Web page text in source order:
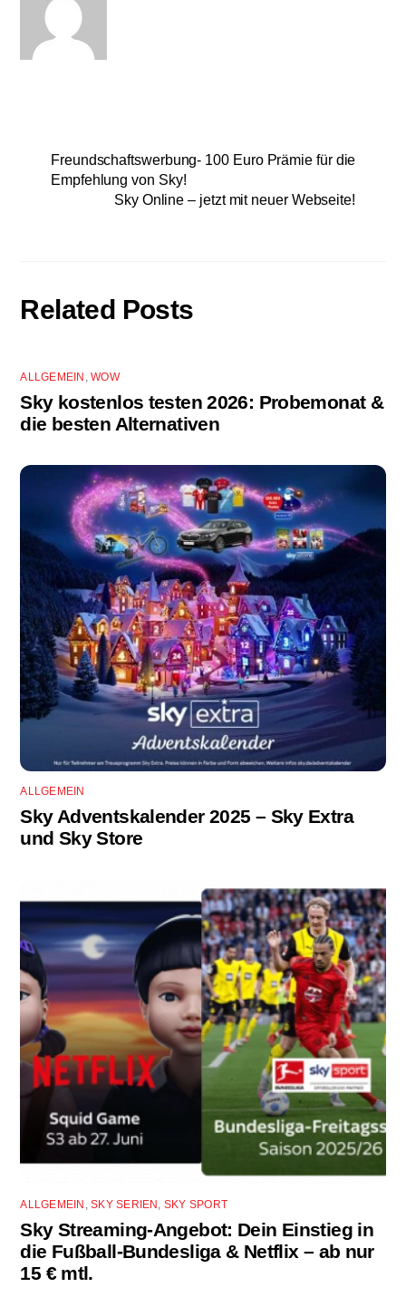
Freundschaftswerbung- 100 Euro Prämie für die
Empfehlung von Sky!
Sky Online – jetzt mit neuer Webseite!
Related Posts
ALLGEMEIN ,WOW
Sky kostenlos testen 2026: Probemonat &
die besten Alternativen
ALLGEMEIN
Sky Adventskalender 2025 – Sky Extra
und Sky Store
ALLGEMEIN ,SKY SERIEN , SKY SPORT
Sky Streaming-Angebot: Dein Einstieg in
die Fußball-Bundesliga & Netflix – ab nur
15 € mtl.